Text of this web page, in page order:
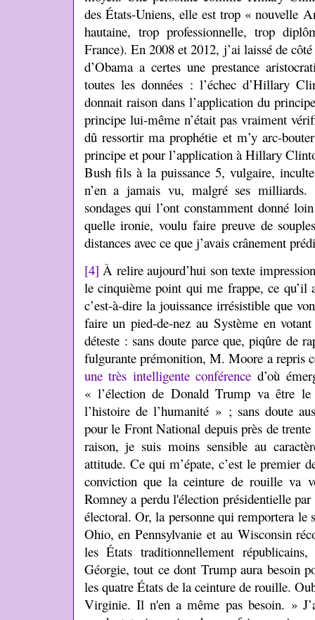
des États-Uniens, elle est trop « nouvelle
hautaine, trop professionnelle, trop
France). En 2008 et 2012, j’ai laissé de
d’Obama a certes une prestance
toutes les données : l’échec d’Hillary
donnait raison dans l’application du
principe lui-même n’était pas vraiment
dû ressortir ma prophétie et m’y arc-
principe et pour l’application à Hillary
Bush fils à la puissance 5, vulgaire,
n’en a jamais vu, malgré ses
sondages qui l’ont constamment donné
quelle ironie, voulu faire preuve de
distances avec ce que j’avais crânement
[4] À relire aujourd’hui son texte
le cinquième point qui me frappe, ce qu’il
c’est-à-dire la jouissance irrésistible que
faire un pied-de-nez au Système en
déteste : sans doute parce que, piqûre de
fulgurante prémonition, M. Moore a repris
une très intelligente conférence d’où
« l’élection de Donald Trump va être
l’histoire de l’humanité » ; sans doute
pour le Front National depuis près de
raison, je suis moins sensible au
attitude. Ce qui m’épate, c’est le premier
conviction que la ceinture de rouille
Romney a perdu l'élection présidentielle
électoral. Or, la personne qui remportera
Ohio, en Pennsylvanie et au Wisconsin
les États traditionnellement
Géorgie, tout ce dont Trump aura besoin
les quatre États de la ceinture de rouille.
Virginie. Il n'en a même pas besoin. »